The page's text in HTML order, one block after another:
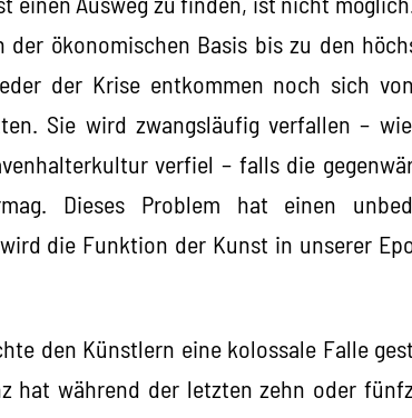
ökonomischen Basis bis zu den
der Krise entkommen noch sich
Sie wird zwangsläufig verfallen –
verfiel – falls die
Dieses Problem hat einen
die Funktion der Kunst in unserer
den Künstlern eine kolossale Falle
hat während der letzten zehn oder